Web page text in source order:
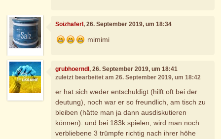
Soizhaferl, 26. September 2019, um 18:34
mimimi
grubhoerndl, 26. September 2019, um 18:41
zuletzt bearbeitet am 26. September 2019, um 18:42
er hat sich weder entschuldigt (hilft oft bei der
deutung), noch war er so freundlich, am tisch zu
bleiben (hätte man ja dann ausdiskutieren
können). und bei 183k spielen, wird man noch
verbliebene 3 trümpfe richtig nach ihrer höhe